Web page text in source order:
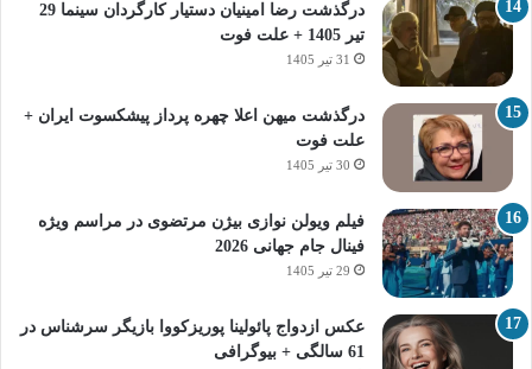
درگذشت رضا امینیان دستیار کارگردان سینما 29
تیر 1405 + علت فوت
31 تیر 1405
درگذشت میهن اعلا چهره پرداز پیشکسوت ایران +
علت فوت
30 تیر 1405
فیلم ویولن نوازی بیژن مرتضوی در مراسم ویژه
فینال جام جهانی 2026
29 تیر 1405
عکس ازدواج پائولینا پوریزکووا بازیگر سرشناس در
61 سالگی + بیوگرافی